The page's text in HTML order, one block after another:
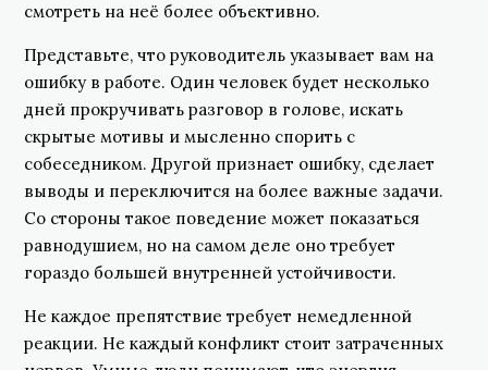
смотреть на неё более объективно.
Представьте, что руководитель указывает вам на
ошибку в работе. Один человек будет несколько
дней прокручивать разговор в голове, искать
скрытые мотивы и мысленно спорить с
собеседником. Другой признает ошибку, сделает
выводы и переключится на более важные задачи.
Со стороны такое поведение может показаться
равнодушием, но на самом деле оно требует
гораздо большей внутренней устойчивости.
Не каждое препятствие требует немедленной
реакции. Не каждый конфликт стоит затраченных